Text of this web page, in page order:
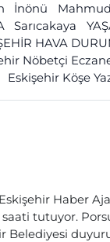
İnönü
Sarıcakaya
HAVA
Nöbetçi
Eskişehir Köşe
Haber
saati tutuyor.
Belediyesi